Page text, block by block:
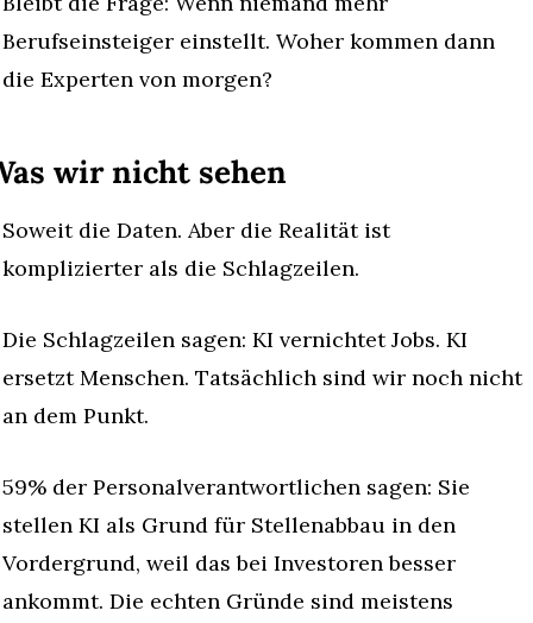
Berufseinsteiger einstellt. Woher kommen dann
die Experten von morgen?
wir nicht sehen
Soweit die Daten. Aber die Realität ist
komplizierter als die Schlagzeilen.
Die Schlagzeilen sagen: KI vernichtet Jobs. KI
ersetzt Menschen. Tatsächlich sind wir noch nicht
an dem Punkt.
59% der Personalverantwortlichen sagen: Sie
stellen KI als Grund für Stellenabbau in den
Vordergrund, weil das bei Investoren besser
ankommt. Die echten Gründe sind meistens